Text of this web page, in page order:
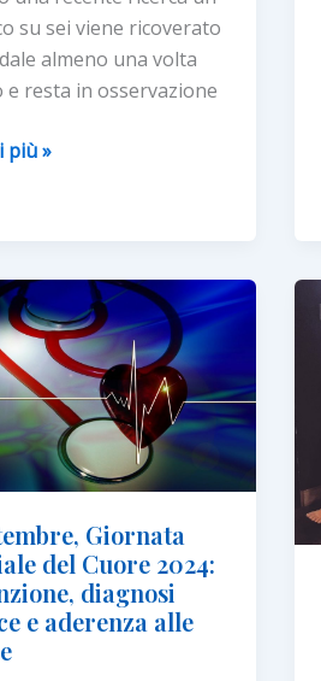
su sei viene ricoverato
almeno una volta
e resta in osservazione
più »
Giornata
del Cuore 2024:
diagnosi
e aderenza alle